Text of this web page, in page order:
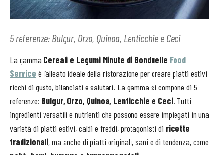
5 referenze: Bulgur, Orzo, Quinoa, Lenticchie e Ceci
La gamma Cereali e Legumi Minute di Bonduelle Food
Service è l’alleato ideale della ristorazione per creare piatti estivi
ricchi di gusto, bilanciati e salutari. La gamma si compone di 5
referenze: Bulgur, Orzo, Quinoa, Lenticchie e Ceci. Tutti
ingredienti versatili e nutrienti che possono essere impiegati in una
varietà di piatti estivi, caldi e freddi, protagonisti di ricette
tradizionali, ma anche di piatti originali, sani e di tendenza, come